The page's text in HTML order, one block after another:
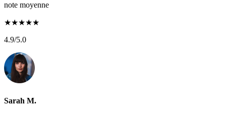
note moyenne
★★★★★
4.9/5.0
Sarah M.